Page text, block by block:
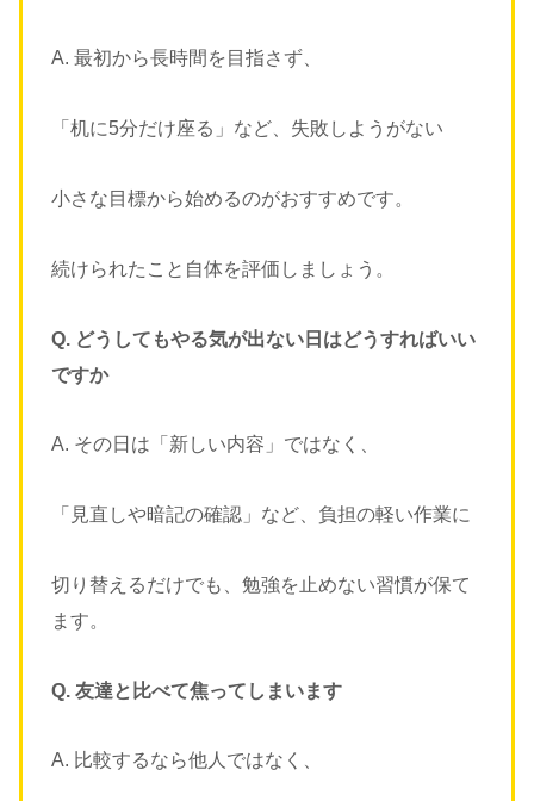
A. 最初から長時間を目指さず、
「机に5分だけ座る」など、失敗しようがない
小さな目標から始めるのがおすすめです。
続けられたこと自体を評価しましょう。
Q. どうしてもやる気が出ない日はどうすればいい
ですか
A. その日は「新しい内容」ではなく、
「見直しや暗記の確認」など、負担の軽い作業に
切り替えるだけでも、勉強を止めない習慣が保て
ます。
Q. 友達と比べて焦ってしまいます
A. 比較するなら他人ではなく、